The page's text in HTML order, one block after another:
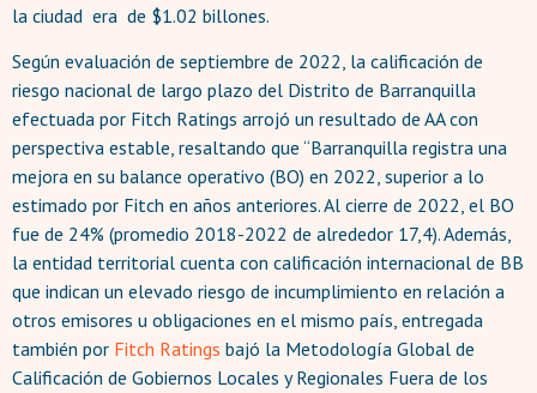
la ciudad era de $1.02 billones.
Según evaluación de septiembre de 2022, la calificación de
riesgo nacional de largo plazo del Distrito de Barranquilla
efectuada por Fitch Ratings arrojó un resultado de AA con
perspectiva estable, resaltando que “Barranquilla registra una
mejora en su balance operativo (BO) en 2022, superior a lo
estimado por Fitch en años anteriores. Al cierre de 2022, el BO
fue de 24% (promedio 2018-2022 de alrededor 17,4). Además,
la entidad territorial cuenta con calificación internacional de BB
que indican un elevado riesgo de incumplimiento en relación a
otros emisores u obligaciones en el mismo país, entregada
también por Fitch Ratings bajó la Metodología Global de
Calificación de Gobiernos Locales y Regionales Fuera de los